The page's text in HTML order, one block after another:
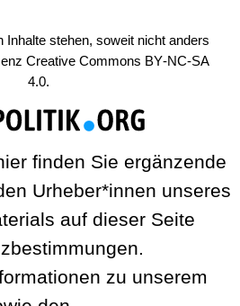
Inhalte stehen, soweit nicht anders
Creative Commons BY-NC-SA
4.0.
finden Sie ergänzende
Urheber*innen unseres
auf dieser Seite
zu unserem